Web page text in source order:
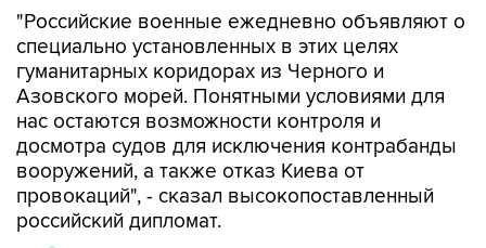
"Российские военные ежедневно объявляют о
специально установленных в этих целях
гуманитарных коридорах из Черного и
Азовского морей. Понятными условиями для
нас остаются возможности контроля и
досмотра судов для исключения контрабанды
вооружений, а также отказ Киева от
провокаций", - сказал высокопоставленный
российский дипломат.